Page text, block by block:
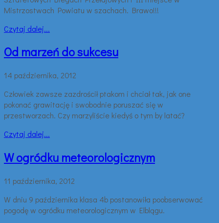
Mistrzostwach Powiatu w szachach. Brawo!!!
Czytaj dalej...
Od marzeń do sukcesu
14 października, 2012
Człowiek zawsze zazdrościł ptakom i chciał tak, jak one
pokonać grawitację i swobodnie poruszać się w
przestworzach. Czy marzyliście kiedyś o tym by latać?
Czytaj dalej...
W ogródku meteorologicznym
11 października, 2012
W dniu 9 października klasa 4b postanowiła poobserwować
pogodę w ogródku meteorologicznym w Elblągu.